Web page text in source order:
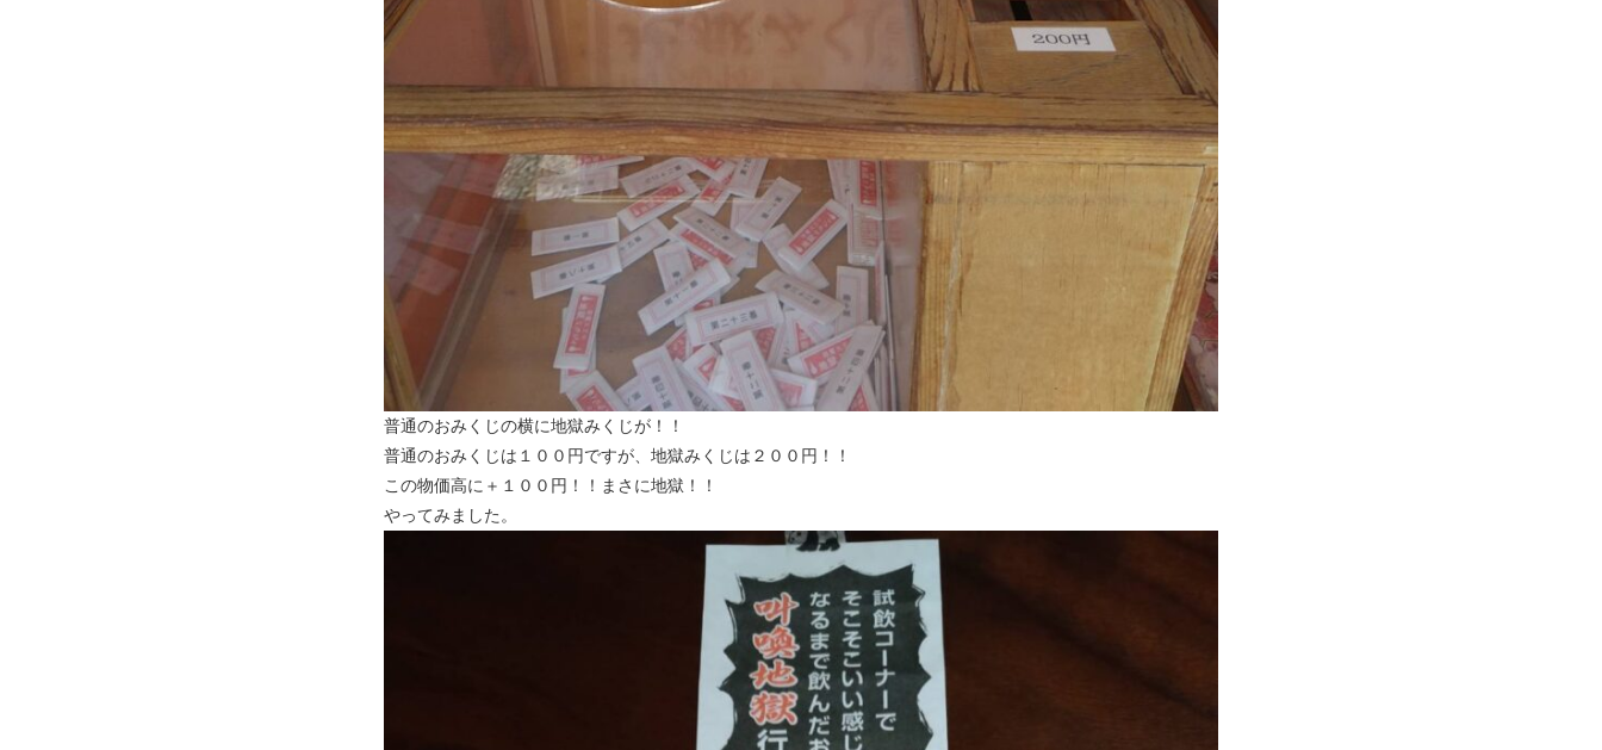
普通のおみくじの横に地獄みくじが！！
普通のおみくじは１００円ですが、地獄みくじは２００円！！
この物価高に＋１００円！！まさに地獄！！
やってみました。